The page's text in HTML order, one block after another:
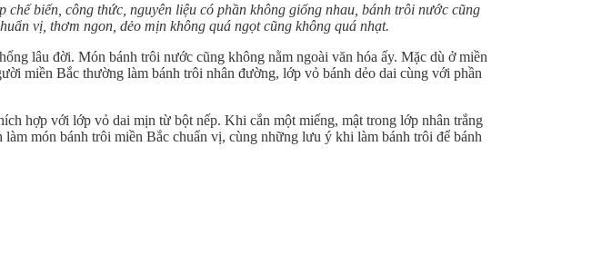
biến, công thức, nguyên liệu có phần không giống nhau, bánh trôi nước cũng
vị, thơm ngon, dẻo mịn không quá ngọt cũng không quá nhạt.
lâu đời. Món bánh trôi nước cũng không nằm ngoài văn hóa ấy. Mặc dù ở miền
miền Bắc thường làm bánh trôi nhân đường, lớp vỏ bánh dẻo dai cùng với phần
hợp với lớp vỏ dai mịn từ bột nếp. Khi cắn một miếng, mật trong lớp nhân trắng
món bánh trôi miền Bắc chuẩn vị, cùng những lưu ý khi làm bánh trôi để bánh